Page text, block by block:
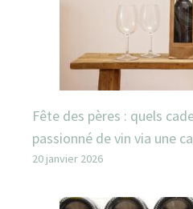
Fête des pères : quels
passionné de vin via une
20 janvier 2026